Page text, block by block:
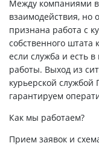
Между компаниями
взаимодействия, но
признана работа с
собственного штата
если служба и есть
работы. Выход из
курьерской
гарантируем
Как мы работаем?
Прием заявок и